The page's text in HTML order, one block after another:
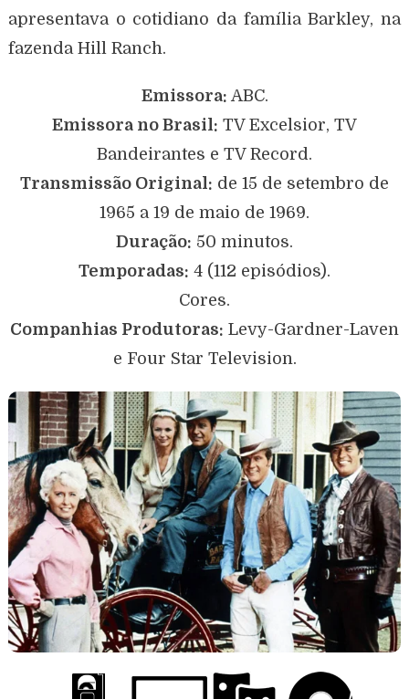
apresentava o cotidiano da família Barkley, na
fazenda Hill Ranch.
Emissora: ABC.
Emissora no Brasil: TV Excelsior, TV
Bandeirantes e TV Record.
Transmissão Original: de 15 de setembro de
1965 a 19 de maio de 1969.
Duração: 50 minutos.
Temporadas: 4 (112 episódios).
Cores.
Companhias Produtoras: Levy-Gardner-Laven
e Four Star Television.